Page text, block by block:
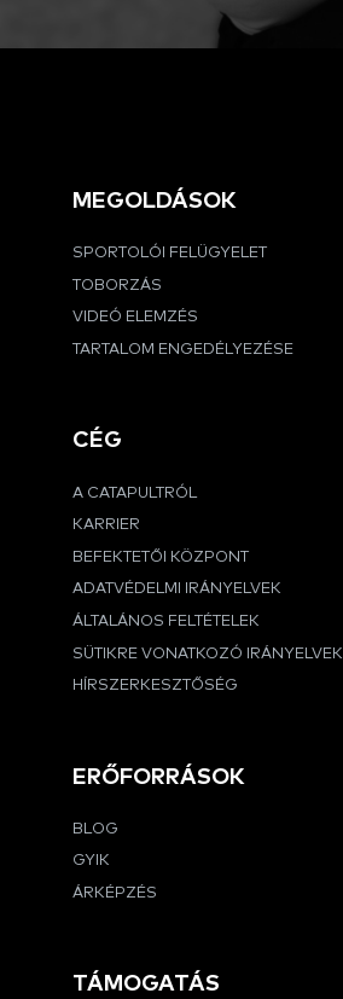
MEGOLDÁSOK
SPORTOLÓI FELÜGYELET
TOBORZÁS
VIDEÓ ELEMZÉS
TARTALOM ENGEDÉLYEZÉSE
CÉG
A CATAPULTRÓL
KARRIER
BEFEKTETŐI KÖZPONT
ADATVÉDELMI IRÁNYELVEK
ÁLTALÁNOS FELTÉTELEK
SÜTIKRE VONATKOZÓ IRÁNYELVEK
HÍRSZERKESZTŐSÉG
ERŐFORRÁSOK
BLOG
GYIK
ÁRKÉPZÉS
TÁMOGATÁS